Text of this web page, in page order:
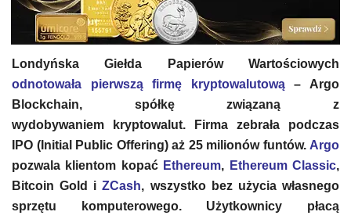
Londyńska Giełda Papierów Wartościowych
odnotowała pierwszą firmę kryptowalutową– Argo
Blockchain, spółkę związaną z
wydobywaniem kryptowalut. Firma zebrała podczas
IPO (Initial Public Offering) aż 25 milionów funtów. Argo
pozwala klientom kopać Ethereum, Ethereum Classic,
Bitcoin Gold iZCash, wszystko bez użycia własnego
sprzętu komputerowego. Użytkownicy płacą